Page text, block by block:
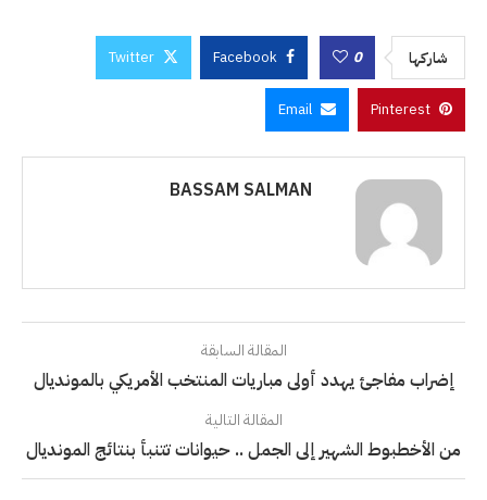
شاركها 0
Facebook
Twitter
Pinterest
Email
BASSAM SALMAN
المقالة السابقة
إضراب مفاجئ يهدد أولى مباريات المنتخب الأمريكي بالمونديال
المقالة التالية
من الأخطبوط الشهير إلى الجمل .. حيوانات تتنبأ بنتائج المونديال